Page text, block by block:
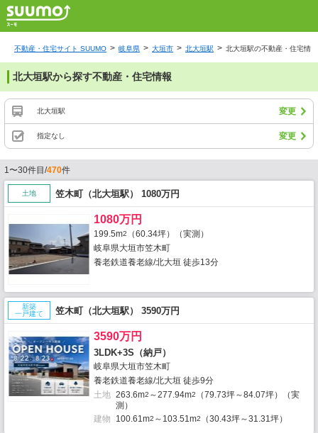
不動産・住宅サイト SUUMO 岐阜県 大垣市 北大垣駅 北大垣駅の不動産・住宅情報
北大垣駅から探す不動産・住宅情報
北大垣駅 変更
指定なし 変更
1〜30件目/470件
土地 笠木町（北大垣駅） 1080万円
1080万円
199.5m2
（60.34坪）（実測）
岐阜県大垣市笠木町
養老鉄道養老線/北大垣 徒歩13分
新築
一戸建て
笠木町（北大垣駅） 3590万円
3590万円
3LDK+3S（納戸）
岐阜県大垣市笠木町
養老鉄道養老線/北大垣 徒歩9分
土地 263.6m2 ～277.94m2
（79.73坪～84.07坪）（実
測）
建物
100.61m2 ～103.51m2 （30.43坪～31.31坪）